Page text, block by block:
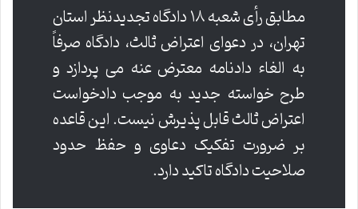
مطابق رأی شعبه ۱۸ دادگاه تجدیدنظر استان
تهران، در دعوای اعتراض ثالث، دادگاه صرفاً
به الغاء دادنامه معترض عنه می پردازد و
طرح خواسته جدید به موجب دادخواست
اعتراض ثالث قابل پذیرش نیست. این قاعده
بر ضرورت تفکیک دعاوی و حفظ حدود
صلاحیت دادگاه تاکید دارد.